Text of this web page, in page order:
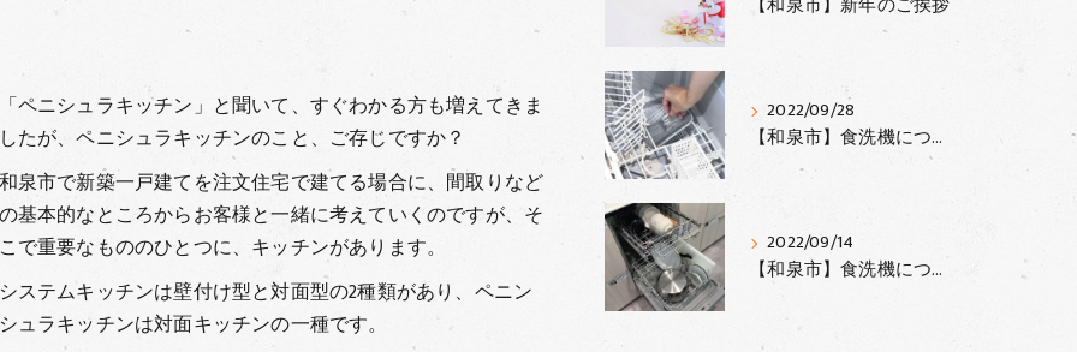
ペニシュラキッチン」と聞いて、すぐわかる方も増えてきま
たが、ペニシュラキッチンのこと、ご存じですか？
泉市で新築一戸建てを注文住宅で建てる場合に、間取りなど
基本的なところからお客様と一緒に考えていくのですが、そ
で重要なもののひとつに、キッチンがあります。
ステムキッチンは壁付け型と対面型の2種類があり、ペニン
ュラキッチンは対面キッチンの一種です。
【和泉市】新年のご挨拶
2022/09/28
【和泉市】食洗機について③
2022/09/14
【和泉市】食洗機について②